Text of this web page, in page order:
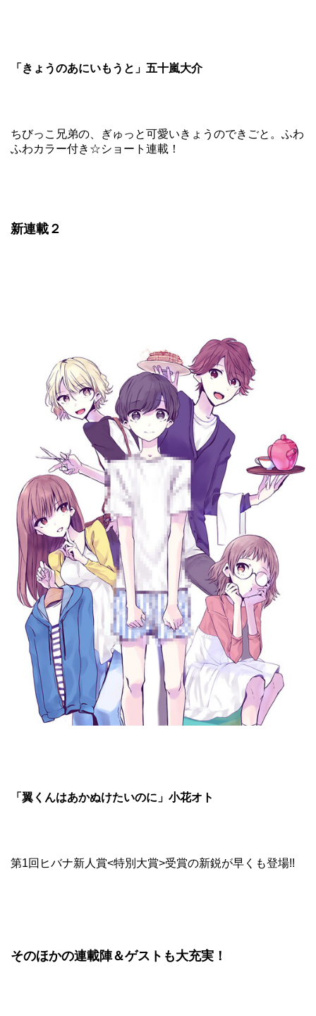
「きょうのあにいもうと」五十嵐大介
ちびっこ兄弟の、ぎゅっと可愛いきょうのできごと。ふわ
ふわカラー付き☆ショート連載！
新連載２
「翼くんはあかぬけたいのに」小花オト
第1回ヒバナ新人賞<特別大賞>受賞の新鋭が早くも登場!!
そのほかの連載陣＆ゲストも大充実！